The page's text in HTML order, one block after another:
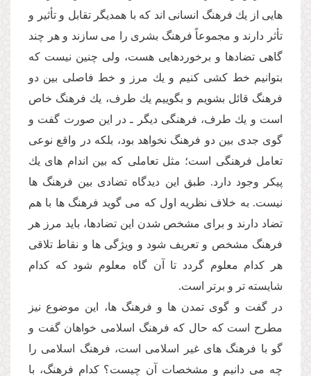
هایى از یك فرهنگ انسانى اند كه با همدیگر تقابل و تأثیر و
تأثر دارند و مجموعاً فرهنگ بشرى را مى سازند و هر چند
گاهى تضادها و برخوردهایى هست، ولى چنین نیست كه
بتوانیم خط كشى كنیم و یك مرز و خط فاصلى بین دو
فرهنگ قائل بشویم و بگوییم یك طرف، یك فرهنگ خاص
است و یك طرف، فرهنگى دیگر ـ در این صورت گفت و
گوى جدى بین دو فرهنگ نخواهد بود، بلكه در واقع نوعى
تعامل فرهنگى است؛ مثل تعاملى كه بین اندام هاى یك
پیكر وجود دارد. طبق این دیدگاه تضادى بین فرهنگ ها
نیست. به خلاف نظریه اول كه مى گوید فرهنگ ها با هم
تضاد دارند و براى مشخص شدن این تضادها، باید مرز هر
فرهنگ مشخص و تعریف شود و ویژگى ها و نقاط تلاقى
هر كدام معلوم گردد تا آن گاه معلوم شود كه كدام
شایسته تر و برتر است.
در گفت و گوى تمدن ها و فرهنگ ها، این موضوع نیز
مطرح است كه حال كه فرهنگ اسلامى خواهان گفت و
گو با فرهنگ هاى غیر اسلامى است، فرهنگ اسلامى را
چه مى دانیم و مشخصات آن چیست؟ كدام فرهنگ، با